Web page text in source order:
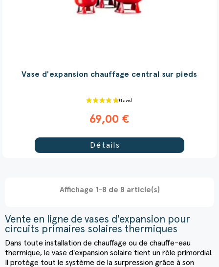
Vase d'expansion chauffage central sur pieds
69,00 €
Détails
Affichage 1-8 de 8 article(s)
Vente en ligne de vases d'expansion pour
circuits primaires solaires thermiques
Dans toute installation de chauffage ou de chauffe-eau
thermique, le vase d'expansion solaire tient un rôle primordial.
Il protège tout le système de la surpression grâce à son